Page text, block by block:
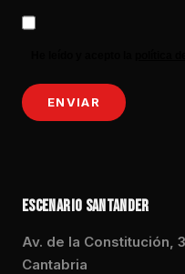
ESCENARIO SANTANDER
Av. de la Constitución,
Cantabria